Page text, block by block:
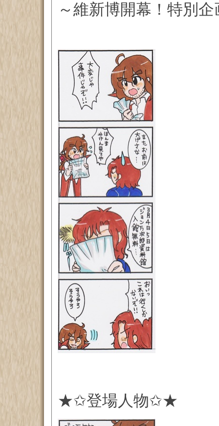
～維新博開幕！特別企
★✩登場人物✩★